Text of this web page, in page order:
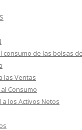
consumo de las bolsas
las Ventas
Consumo
los Activos Netos